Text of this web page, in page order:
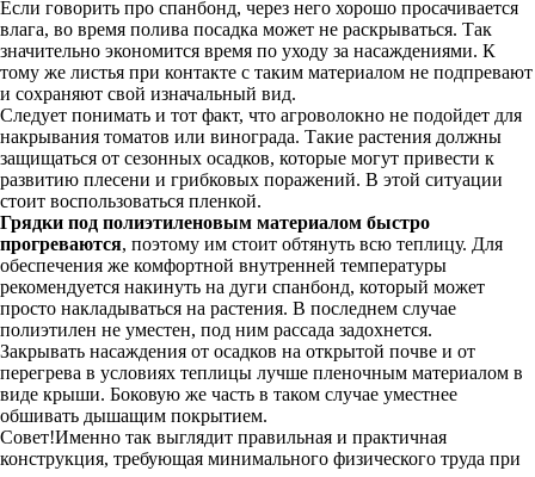
Если говорить про спанбонд, через него хорошо просачивается
влага, во время полива посадка может не раскрываться. Так
значительно экономится время по уходу за насаждениями. К
тому же листья при контакте с таким материалом не подпревают
и сохраняют свой изначальный вид.
Следует понимать и тот факт, что агроволокно не подойдет для
накрывания томатов или винограда. Такие растения должны
защищаться от сезонных осадков, которые могут привести к
развитию плесени и грибковых поражений. В этой ситуации
стоит воспользоваться пленкой.
Грядки под полиэтиленовым материалом быстро
прогреваются, поэтому им стоит обтянуть всю теплицу. Для
обеспечения же комфортной внутренней температуры
рекомендуется накинуть на дуги спанбонд, который может
просто накладываться на растения. В последнем случае
полиэтилен не уместен, под ним рассада задохнется.
Закрывать насаждения от осадков на открытой почве и от
перегрева в условиях теплицы лучше пленочным материалом в
виде крыши. Боковую же часть в таком случае уместнее
обшивать дышащим покрытием.
Совет!Именно так выглядит правильная и практичная
конструкция, требующая минимального физического труда при